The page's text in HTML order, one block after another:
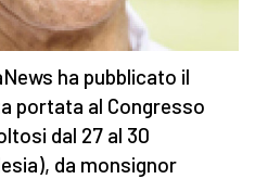
ha pubblicato il
portata al Congresso
dal 27 al 30
da monsignor